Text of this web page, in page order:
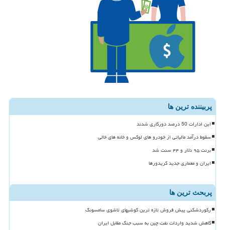
پربیننده ترین ها
این ادارات 50 درصد دورکاری شدند
سقوط درآمد مالیاتی از خودرو های لوکس و خانه های خالی
برنت ۹۵ دلار و ۴۴ سنت شد
ایران و معماری جدید کریدورها
پربحث ترین ها
رکوردشکنی پیش فروش تازه ترین گوشیهای تاشوی سامسونگ
کاهش شدید واردات نفت چین به سبب جنگ مقابل ایران